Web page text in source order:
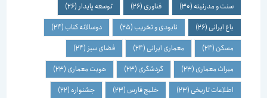
سنت و مدرنیته(30) فناوری(26) توسعه پایدار(26)
باغ ایرانی(26) نابودی و تخریب(25) دوسالانه کتاب(24)
مسکن(24) معماری ایرانی(24) فضای سبز(24)
میراث معماری(23) گردشگری(23) هویت معماری(23)
اطلاعات تاریخی(23) خلیج فارس(23) جشنواره(22)